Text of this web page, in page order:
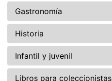
Gastronomía
Historia
Infantil y juvenil
Libros para coleccionistas